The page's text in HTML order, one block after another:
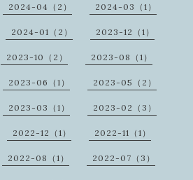
2024-04（2） 2024-03（1）
2024-01（2） 2023-12（1）
2023-10（2） 2023-08（1）
2023-06（1） 2023-05（2）
2023-03（1） 2023-02（3）
2022-12（1） 2022-11（1）
2022-08（1） 2022-07（3）